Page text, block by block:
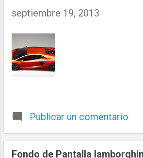
septiembre 19, 2013
Publicar un comentario
Fondo de Pantalla